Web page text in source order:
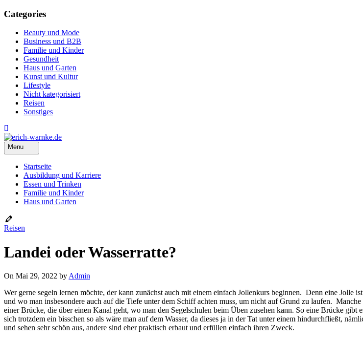
Categories
Beauty und Mode
Business und B2B
Familie und Kinder
Gesundheit
Haus und Garten
Kunst und Kultur
Lifestyle
Nicht kategorisiert
Reisen
Sonstiges
Menu
Startseite
Ausbildung und Karriere
Essen und Trinken
Familie und Kinder
Haus und Garten
Reisen
Landei oder Wasserratte?
On Mai 29, 2022 by Admin
Wer gerne segeln lernen möchte, der kann zunächst auch mit einem einfach Jollenkurs beginnen. Denn eine Jolle
und wo man insbesondere auch auf die Tiefe unter dem Schiff achten muss, um nicht auf Grund zu laufen. Manche
einer Brücke, die über einen Kanal geht, wo man den Segelschulen beim Üben zusehen kann. So eine Brücke
sich trotzdem ein bisschen so als wäre man auf dem Wasser, da dieses ja in der Tat unter einem hindurchfließt,
und sehen sehr schön aus, andere sind eher praktisch erbaut und erfüllen einfach ihren Zweck.